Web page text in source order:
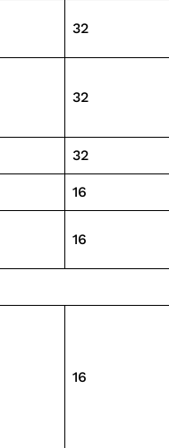
32
32
32
16
16
16